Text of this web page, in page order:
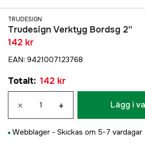
TRUDESIGN
Trudesign Verktyg Bordsg 2''
142 kr
EAN: 9421007123768
Totalt: 142 kr
× + Lägg i
Webblager - Skickas om 5-7 vardagar